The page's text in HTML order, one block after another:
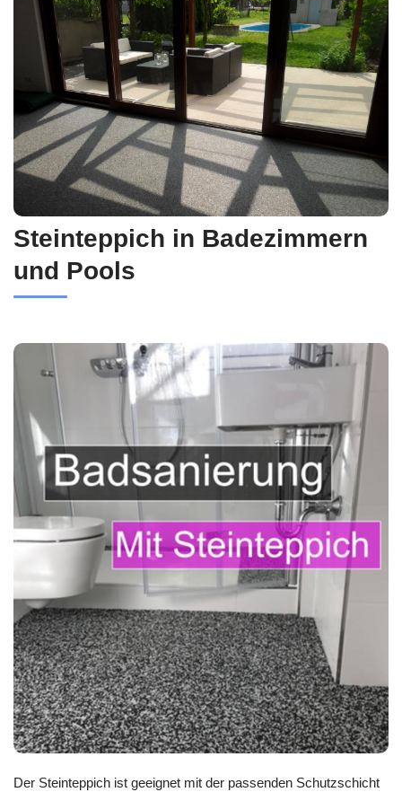
Steinteppich in Badezimmern
und Pools
Der Steinteppich ist geeignet mit der passenden Schutzschicht